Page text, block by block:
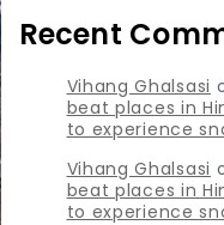
Recent
Vihang Ghalsasi
beat places in
to experience
Vihang Ghalsasi
beat places in
to experience